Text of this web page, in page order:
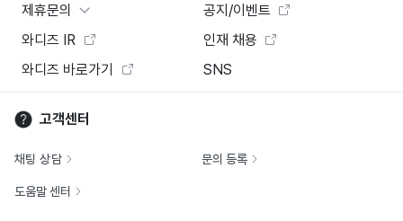
제휴문의
공지/이벤트
와디즈 IR
인재 채용
와디즈 바로가기
SNS
고객센터
채팅 상담 문의 등록
도움말 센터